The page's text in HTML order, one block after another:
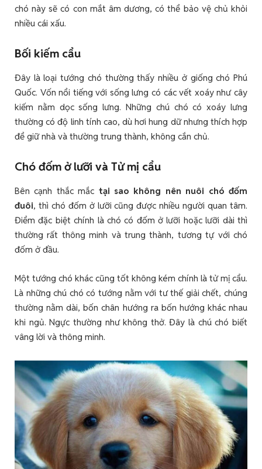
chó này sẽ có con mắt âm dương, có thể bảo vệ chủ khỏi
nhiều cái xấu.
Bối kiếm cẩu
Đây là loại tướng chó thường thấy nhiều ở giống chó Phú
Quốc. Vốn nổi tiếng với sống lưng có các vết xoáy như cây
kiếm nằm dọc sống lưng. Những chú chó có xoáy lưng
thường có độ linh tính cao, dù hơi hung dữ nhưng thích hợp
để giữ nhà và thường trung thành, không cắn chủ.
Chó đốm ở lưỡi và Tử mị cẩu
Bên cạnh thắc mắc tại sao không nên nuôi chó đốm
đuôi, thì chó đốm ở lưỡi cũng được nhiều người quan tâm.
Điểm đặc biệt chính là chó có đốm ở lưỡi hoặc lưỡi dài thì
thường rất thông minh và trung thành, tương tự với chó
đốm ở đầu.
Một tướng chó khác cũng tốt không kém chính là tử mị cẩu.
Là những chú chó có tướng nằm với tư thế giải chết, chúng
thường nằm dài, bốn chân hướng ra bốn hướng khác nhau
khi ngủ. Ngực thường như không thở. Đây là chú chó biết
vâng lời và thông minh.